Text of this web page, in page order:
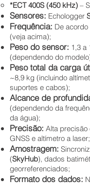
*ECT 400S (450 kHz) –
Sensores: Echologger
Frequência: De
(veja acima);
Peso do sensor: 1,3 a
(dependendo do
Peso total da carga
~8,9 kg (incluindo
suportes e cabos);
Alcance de
(dependendo da
da água);
Precisão: Alta
GNSS e altímetro a laser;
Amostragem:
(SkyHub), dados
georreferenciados;
Formato dos dados: